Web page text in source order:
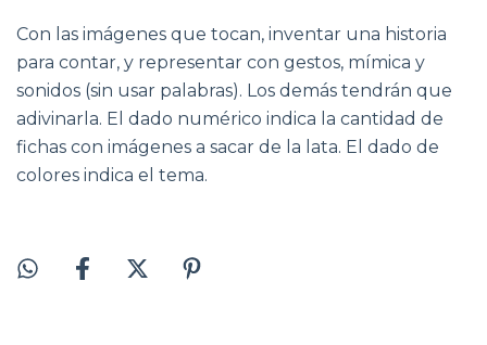
Con las imágenes que tocan, inventar una historia
para contar, y representar con gestos, mímica y
sonidos (sin usar palabras). Los demás tendrán que
adivinarla. El dado numérico indica la cantidad de
fichas con imágenes a sacar de la lata. El dado de
colores indica el tema.